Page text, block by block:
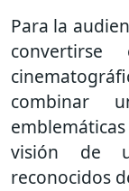
Para la
combinar
visión de
reconocidos